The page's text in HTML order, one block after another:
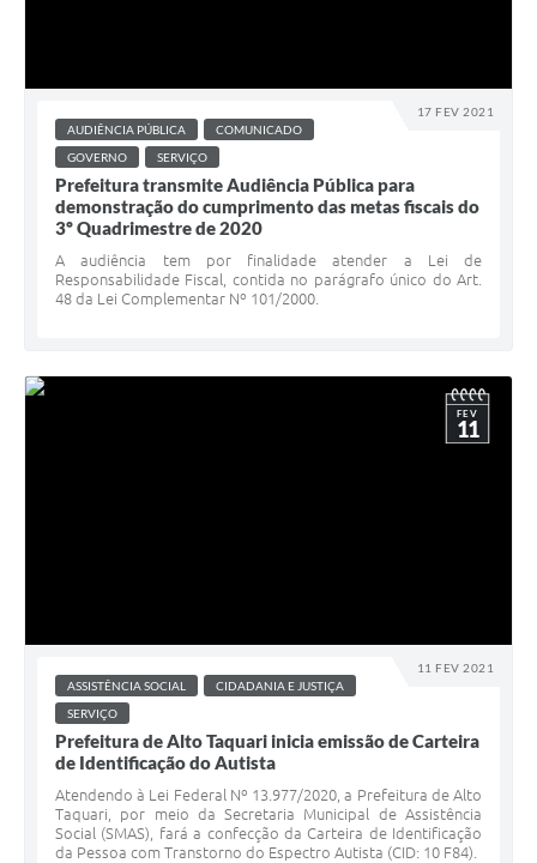
17 FEV 2021
AUDIÊNCIA PÚBLICA
COMUNICADO
GOVERNO
SERVIÇO
Prefeitura transmite Audiência Pública para
demonstração do cumprimento das metas fiscais do
3º Quadrimestre de 2020
A audiência tem por finalidade atender a Lei de
Responsabilidade Fiscal, contida no parágrafo único do Art.
48 da Lei Complementar Nº 101/2000.
11 FEV 2021
FEV
11
ASSISTÊNCIA SOCIAL
CIDADANIA E JUSTIÇA
SERVIÇO
Prefeitura de Alto Taquari inicia emissão de Carteira
de Identificação do Autista
Atendendo à Lei Federal Nº 13.977/2020, a Prefeitura de Alto
Taquari, por meio da Secretaria Municipal de Assistência
Social (SMAS), fará a confecção da Carteira de Identificação
da Pessoa com Transtorno do Espectro Autista (CID: 10 F84).